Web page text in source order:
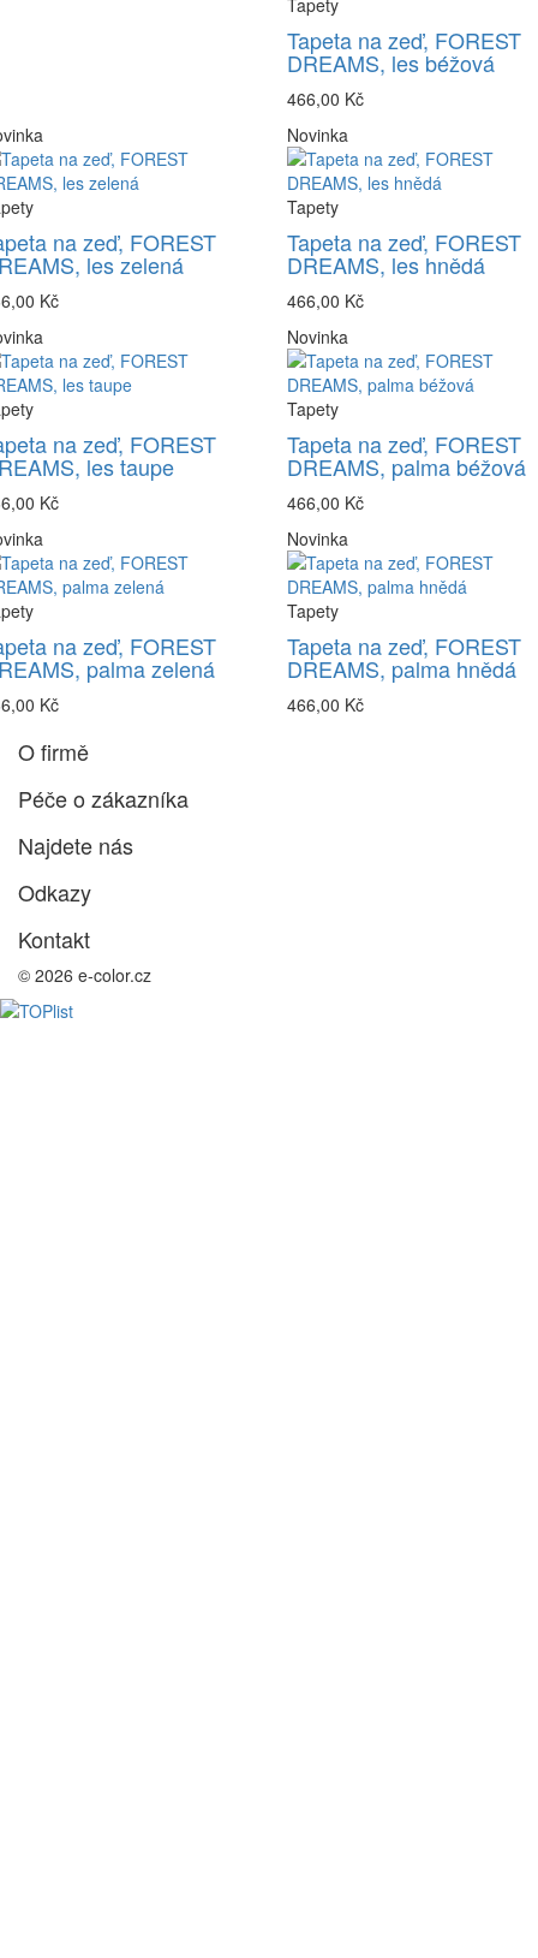
Tapety
Tapeta na zeď, FOREST
DREAMS, les béžová
466,00 Kč
na zeď, FOREST
les zelená
Kč
Novinka
Tapety
Tapeta na zeď, FOREST
DREAMS, les hnědá
466,00 Kč
na zeď, FOREST
les taupe
Kč
Novinka
Tapety
Tapeta na zeď, FOREST
DREAMS, palma béžová
466,00 Kč
na zeď, FOREST
palma zelená
Kč
Novinka
Tapety
Tapeta na zeď, FOREST
DREAMS, palma hnědá
466,00 Kč
O firmě
Péče o zákazníka
Najdete nás
Odkazy
Kontakt
© 2026 e-color.cz